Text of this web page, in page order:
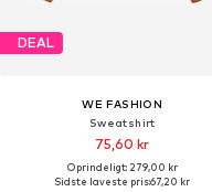
DEAL
WE FASHION
Sweatshirt
75,60 kr
Oprindeligt: 279,00 kr
Sidste laveste pris:67,20 kr